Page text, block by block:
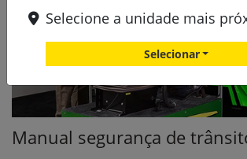
Manual segurança de
Selecione a unidade mais
Selecionar